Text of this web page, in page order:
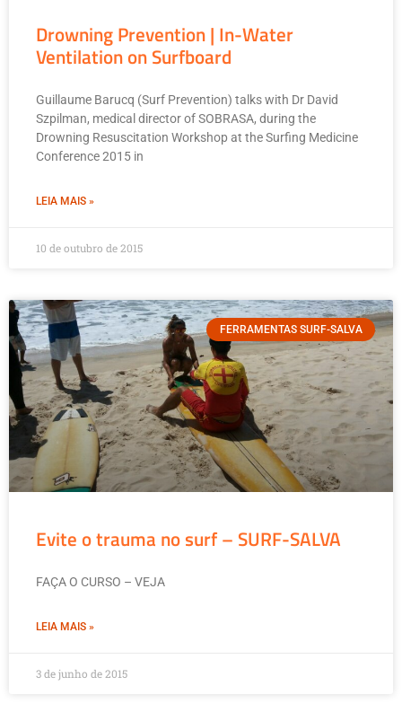
Drowning Prevention | In-Water
Ventilation on Surfboard
Guillaume Barucq (Surf Prevention) talks with Dr David
Szpilman, medical director of SOBRASA, during the
Drowning Resuscitation Workshop at the Surfing Medicine
Conference 2015 in
LEIA MAIS »
10 de outubro de 2015
FERRAMENTAS SURF-SALVA
Evite o trauma no surf – SURF-SALVA
FAÇA O CURSO – VEJA
LEIA MAIS »
3 de junho de 2015